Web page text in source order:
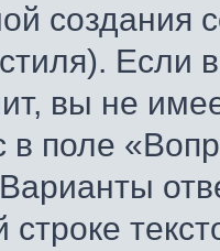
создания
Если
вы не
в поле
строке